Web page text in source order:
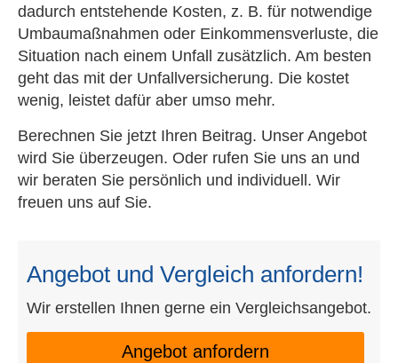
dadurch entstehende Kosten, z. B. für notwendige
Umbaumaßnahmen oder Einkommensverluste, die
Situation nach einem Unfall zusätzlich. Am besten
geht das mit der Unfall­ver­si­che­rung. Die kostet
wenig, leistet dafür aber umso mehr.
Berechnen Sie jetzt Ihren Beitrag. Unser Angebot
wird Sie überzeugen. Oder rufen Sie uns an und
wir beraten Sie persönlich und individuell. Wir
freuen uns auf Sie.
Angebot und Vergleich anfordern!
Wir erstellen Ihnen gerne ein Vergleichsangebot.
An­ge­bot an­for­dern